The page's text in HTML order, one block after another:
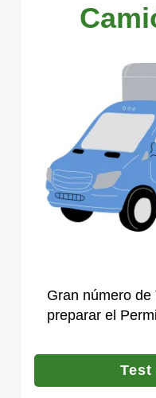
Gran número de
preparar el
Test